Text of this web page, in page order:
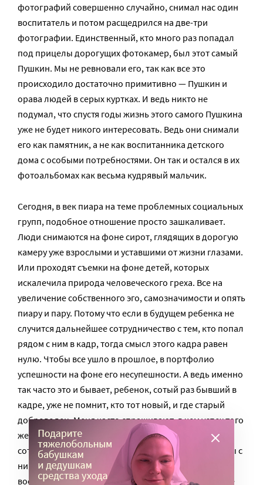
фотографий совершенно случайно, снимал нас один
воспитатель и потом расщедрился на две-три
фотографии. Единственный, кто много раз попадал
под прицелы дорогущих фотокамер, был этот самый
Пушкин. Мы не ревновали его, так как все это
происходило достаточно примитивно — Пушкин и
орава людей в серых куртках. И ведь никто не
подумал, что спустя годы жизнь этого самого Пушкина
уже не будет никого интересовать. Ведь они снимали
его как памятник, а не как воспитанника детского
дома с особыми потребностями. Он так и остался в их
фотоальбомах как весьма кудрявый мальчик.
Сегодня, в век пиара на теме проблемных социальных
групп, подобное отношение просто зашкаливает.
Люди снимаются на фоне сирот, глядящих в дорогую
камеру уже взрослыми и уставшими от жизни глазами.
Или проходят съемки на фоне детей, которых
искалечила природа человеческого греха. Все на
увеличение собственного эго, самозначимости и опять
пиару и пару. Потому что если в будущем ребенка не
случится дальнейшее сотрудничество с тем, кто попал
рядом с ним в кадр, тогда смысл этого кадра равен
нулю. Чтобы все ушло в прошлое, в портфолио
успешности на фоне его несупешности. А ведь именно
так часто это и бывает, ребенок, сотый раз бывший в
кадре, уже не помнит, кто тот новый, и где старый
доброволец. Меня часто спрашивают, в чем успех того
же клуба выпускниц детдомов, что они идут и хотят
сотрудничества, доверяют. Да все весьма просто, мы с
ними на фото, когда им было пять лет, и вот уже им
восемнадцать, а я по-прежнему в кадре, правда, уже